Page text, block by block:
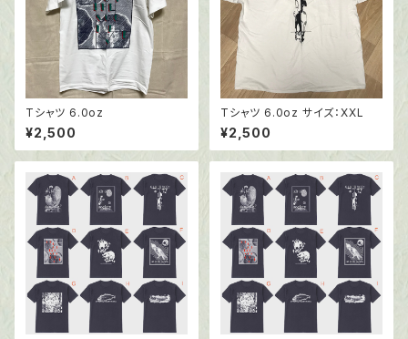
Tシャツ 6.0oz
¥2,500
Tシャツ 6.0oz サイズ：XXL
¥2,500